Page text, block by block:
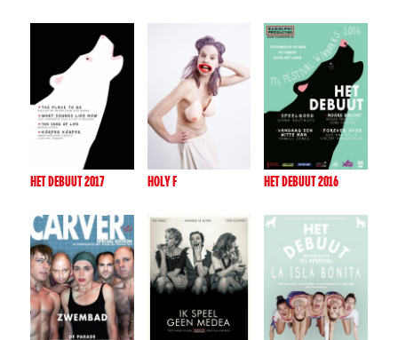
HET DEBUUT 2017 HOLY F HET DEBUUT 2016